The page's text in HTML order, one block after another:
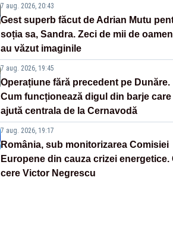
7 aug. 2026, 20:43
Gest superb făcut de Adrian Mutu
soția sa, Sandra. Zeci de mii de
au văzut imaginile
7 aug. 2026, 19:45
Operațiune fără precedent pe Dunăre.
Cum funcționează digul din barje care
ajută centrala de la Cernavodă
7 aug. 2026, 19:17
România, sub monitorizarea Comisiei
Europene din cauza crizei energetice.
cere Victor Negrescu